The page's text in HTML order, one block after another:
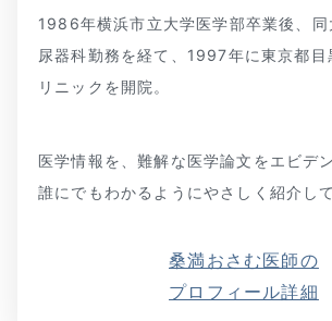
1986年横浜市立大学医学部卒業後、同
尿器科勤務を経て、1997年に東京都目
リニックを開院。
医学情報を、難解な医学論文をエビデ
誰にでもわかるようにやさしく紹介し
桑満おさむ医師の
プロフィール詳細